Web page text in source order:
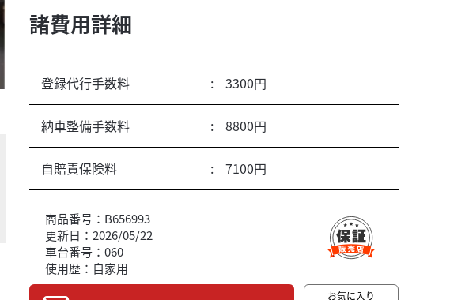
☆学生ローン大歓迎☆
諸費用詳細
登録代行手数料 3300円
納車整備手数料 8800円
自賠責保険料 7100円
商品番号：B656993
更新日：2026/05/22
車台番号：060
使用歴：自家用
お気に入り